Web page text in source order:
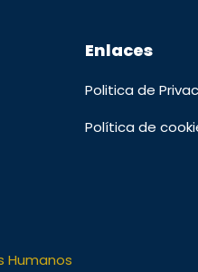
Humanos
Enlaces
Politica de
Política de